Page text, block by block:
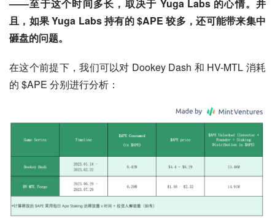
——至于这个时间多长，取决于 Yuga Labs 的心情。并
且，如果 Yuga Labs 持有的 $APE 较多，还可能带来集中
砸盘的问题。
在这个前提下，我们可以对 Dookey Dash 和 HV-MTL 消耗
的 $APE 分别进行分析：